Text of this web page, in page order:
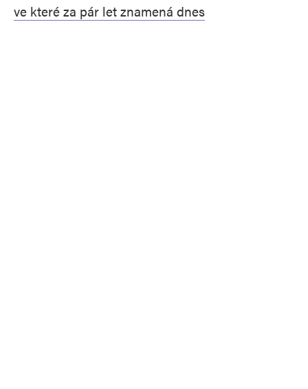
ve které za pár let znamená dnes